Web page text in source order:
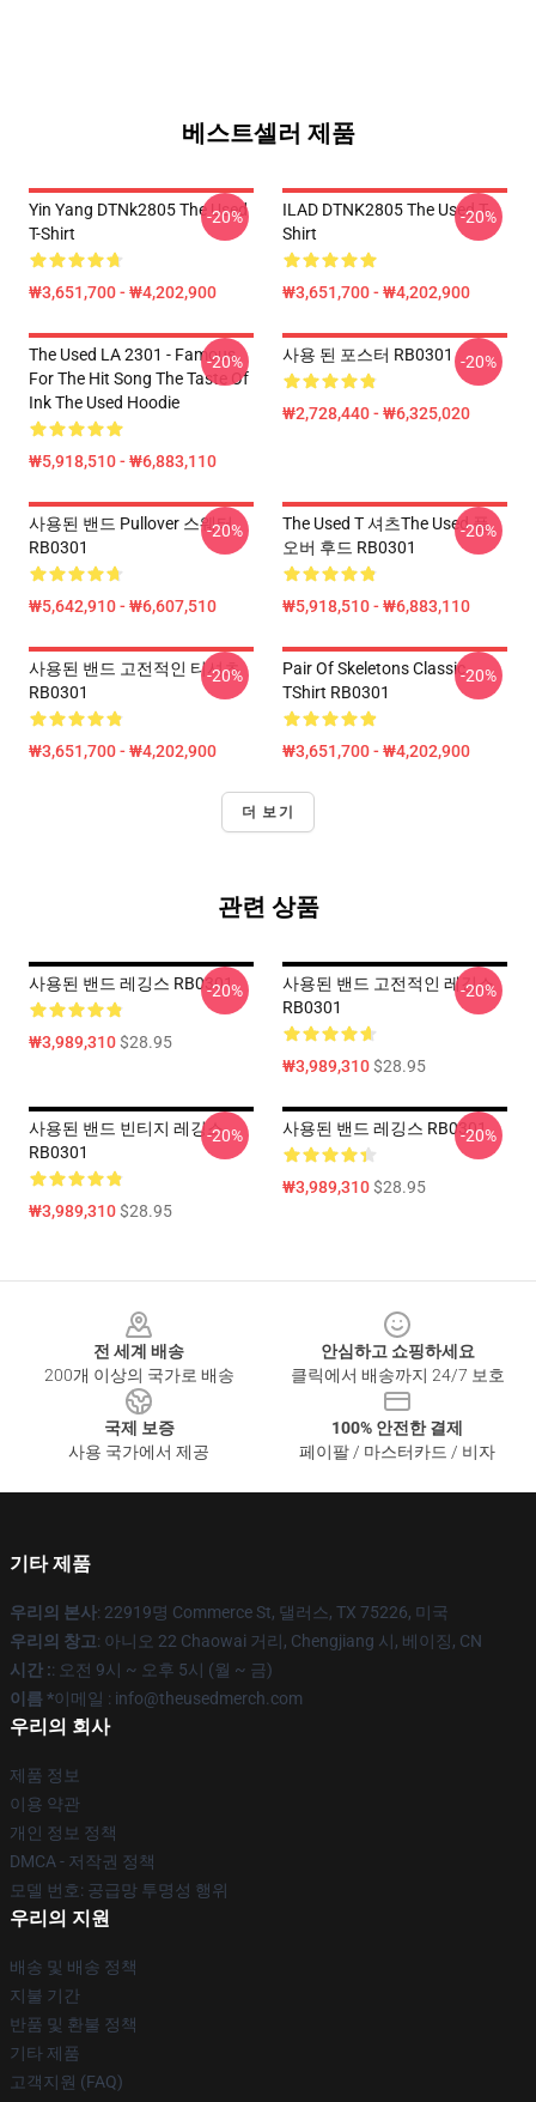
베스트셀러 제품
Yin Yang DTNk2805 The Used
T-Shirt
₩3,651,700 - ₩4,202,900
-20%
ILAD DTNK2805 The Used T-
Shirt
₩3,651,700 - ₩4,202,900
-20%
The Used LA 2301 - Famous
For The Hit Song The Taste Of
Ink The Used Hoodie
₩5,918,510 - ₩6,883,110
-20% 사용 된 포스터 RB0301
₩2,728,440 - ₩6,325,020
-20%
사용된 밴드 Pullover 스웨터
RB0301
₩5,642,910 - ₩6,607,510
-20%
The Used T 셔츠the Used 풀
오버 후드 RB0301
₩5,918,510 - ₩6,883,110
-20%
사용된 밴드 고전적인 티셔츠
RB0301
₩3,651,700 - ₩4,202,900
-20%
Pair Of Skeletons Classic
TShirt RB0301
₩3,651,700 - ₩4,202,900
-20%
더 보기
관련 상품
사용된 밴드 레깅스 RB0301
₩3,989,310$28.95
-20%
사용된 밴드 고전적인 레깅스
RB0301
₩3,989,310$28.95
-20%
사용된 밴드 빈티지 레깅스
RB0301
₩3,989,310$28.95
-20% 사용된 밴드 레깅스 RB0301
₩3,989,310$28.95
-20%
전 세계 배송
200개 이상의 국가로 배송
안심하고 쇼핑하세요
클릭에서 배송까지 24/7 보호
국제 보증
사용 국가에서 제공
100% 안전한 결제
페이팔 / 마스터카드 / 비자
기타 제품
우리의 본사: 22919명 Commerce St, 댈러스, TX 75226, 미국
우리의 창고: 아니오 22 Chaowai 거리, Chengjiang 시, 베이징, CN
시간 :: 오전 9시 ~ 오후 5시 (월 ~ 금)
이름 *이메일 : info@theusedmerch.com
우리의 회사
제품 정보
이용 약관
개인 정보 정책
DMCA - 저작권 정책
모델 번호: 공급망 투명성 행위
우리의 지원
배송 및 배송 정책
지불 기간
반품 및 환불 정책
기타 제품
고객지원 (FAQ)